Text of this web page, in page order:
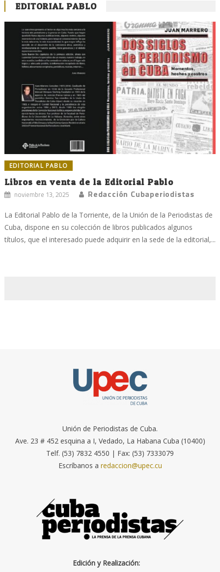
EDITORIAL PABLO
EDITORIAL PABLO
Libros en venta de la Editorial Pablo
noviembre 13, 2025 Redacción Cubaperiodistas
La Editorial Pablo de la Torriente, de la Unión de la Periodistas de
Cuba, dispone en su colección de libros publicados algunos
títulos, que el interesado puede adquirir en la sede de la editorial,...
Unión de Periodistas de Cuba.
Ave. 23 # 452 esquina a I, Vedado, La Habana Cuba (10400)
Telf. (53) 7832 4550 | Fax: (53) 7333079
Escríbanos a redaccion@upec.cu
Edición y Realización: